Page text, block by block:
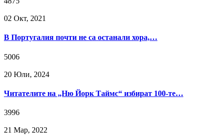
02 Окт, 2021
В Португалия почти не са останали хора,…
5006
20 Юли, 2024
Читателите на „Ню Йорк Таймс“ избират 100-те…
3996
21 Мар, 2022